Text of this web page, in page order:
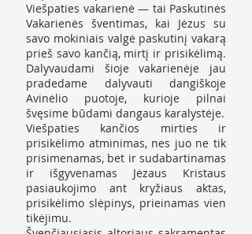
Viešpaties vakarienė — tai Paskutinės
Vakarienės šventimas, kai Jėzus su
savo mokiniais valgė paskutinį vakarą
prieš savo kančią, mirtį ir prisikėlimą.
Dalyvaudami šioje vakarienėje jau
pradedame dalyvauti dangiškoje
Avinėlio puotoje, kurioje pilnai
švęsime būdami dangaus karalystėje.
Viešpaties kančios mirties ir
prisikėlimo atminimas, nes juo ne tik
prisimenamas, bet ir sudabartinamas
ir išgyvenamas Jėzaus Kristaus
pasiaukojimo ant kryžiaus aktas,
prisikėlimo slėpinys, prieinamas vien
tikėjimu.